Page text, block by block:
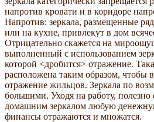
напротив кровати и в коридоре
Напротив: зеркала, размещенные
или на кухне, привлекут в дом
Отрицательно скажется на
выполненный с использованием
которой <дробится> отражение.
расположена таким образом, чтобы
отражение жильцов. Зеркала по
большими. Уходя на работу, полезно
домашним зеркалом любую
финансы отражаются и множатся.